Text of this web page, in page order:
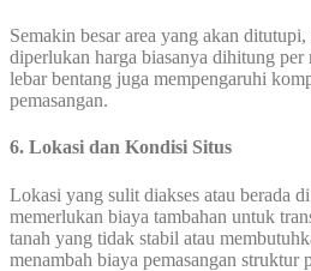
Semakin besar area yang akan
diperlukan harga biasanya dihitung per
lebar bentang juga mempengaruhi
pemasangan.
6. Lokasi dan Kondisi Situs
Lokasi yang sulit diakses atau berada
memerlukan biaya tambahan untuk
tanah yang tidak stabil atau
menambah biaya pemasangan struktur